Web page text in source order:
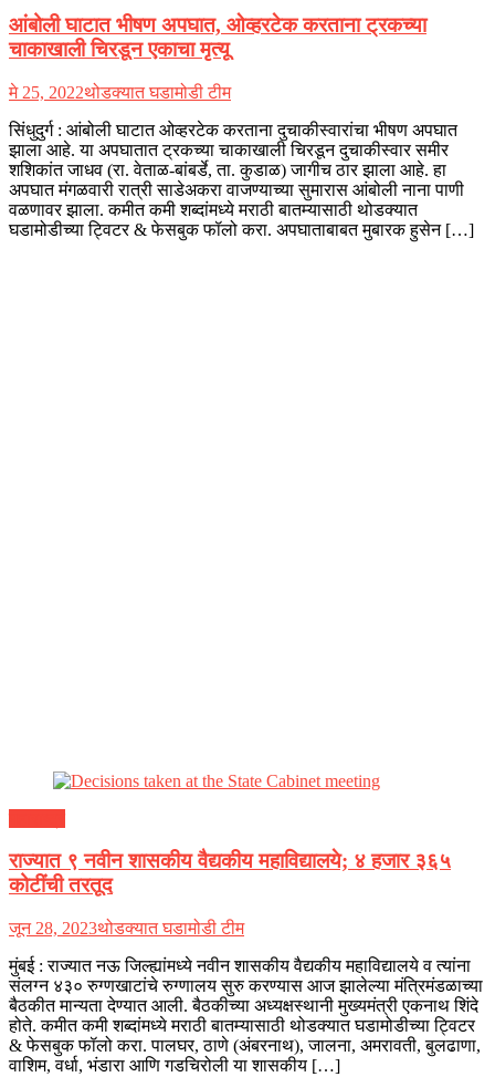
आंबोली घाटात भीषण अपघात, ओव्हरटेक करताना ट्रकच्या
चाकाखाली चिरडून एकाचा मृत्यू
मे 25, 2022थोडक्यात घडामोडी टीम
सिंधुदुर्ग : आंबोली घाटात ओव्हरटेक करताना दुचाकीस्वारांचा भीषण अपघात
झाला आहे. या अपघातात ट्रकच्या चाकाखाली चिरडून दुचाकीस्वार समीर
शशिकांत जाधव (रा. वेताळ-बांबर्डे, ता. कुडाळ) जागीच ठार झाला आहे. हा
अपघात मंगळवारी रात्री साडेअकरा वाजण्याच्या सुमारास आंबोली नाना पाणी
वळणावर झाला. कमीत कमी शब्दांमध्ये मराठी बातम्यासाठी थोडक्यात
घडामोडीच्या ट्विटर & फेसबुक फॉलो करा. अपघाताबाबत मुबारक हुसेन […]
राज्यात ९ नवीन शासकीय वैद्यकीय महाविद्यालये; ४ हजार ३६५
कोटींची तरतूद
जून 28, 2023थोडक्यात घडामोडी टीम
मुंबई : राज्यात नऊ जिल्ह्यांमध्ये नवीन शासकीय वैद्यकीय महाविद्यालये व त्यांना
संलग्न ४३० रुग्णखाटांचे रुग्णालय सुरु करण्यास आज झालेल्या मंत्रिमंडळाच्या
बैठकीत मान्यता देण्यात आली. बैठकीच्या अध्यक्षस्थानी मुख्यमंत्री एकनाथ शिंदे
होते. कमीत कमी शब्दांमध्ये मराठी बातम्यासाठी थोडक्यात घडामोडीच्या ट्विटर
& फेसबुक फॉलो करा. पालघर, ठाणे (अंबरनाथ), जालना, अमरावती, बुलढाणा,
वाशिम, वर्धा, भंडारा आणि गडचिरोली या शासकीय […]